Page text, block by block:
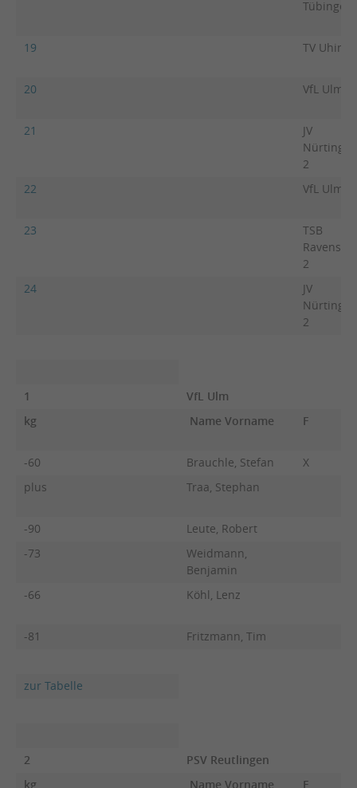
Tübingen
19 TV
20 VfL Ulm
21
JV
Nürtingen
2
22
VfL Ulm
23
TSB
2
24
JV
Nürtingen
2
1
VfL Ulm
kg
Name Vorname F
-60 Brauchle, Stefan
X
plus
Traa, Stephan
-90
Leute, Robert
-73
Weidmann,
Benjamin
-66
Köhl, Lenz
-81 Fritzmann, Tim
zur Tabelle
2
PSV Reutlingen
kg
Name Vorname F